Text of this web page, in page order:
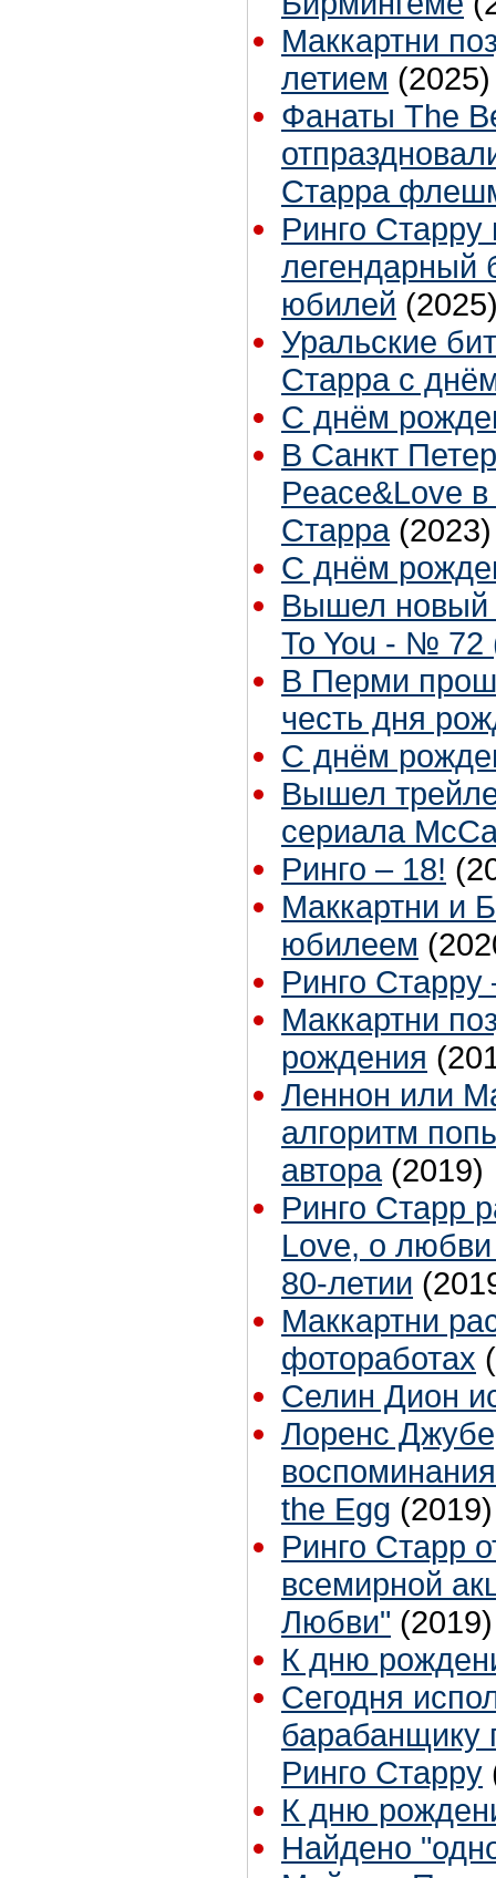
Маккартни
летием (2025)
Фанаты The
Старра
Ринго Старру
легендарный
юбилей
Уральские
Старра с
С днём
В Санкт
Peace&Love
Старра (2023)
С днём
Вышел новый
To You - № 72
В Перми
честь дня
С днём
Вышел
сериала
Ринго – 18!
Маккартни и
юбилеем
Ринго Старру
Маккартни
рождения
Леннон или
алгоритм
автора (2019)
Ринго Старр
Love, о
80-летии
Маккартни
фотоработах
Селин Дион
Лоренс
the Egg (2019)
Ринго Старр
всемирной
Любви" (2019)
К дню
Сегодня
барабанщику
Ринго Старру
К дню
Найдено